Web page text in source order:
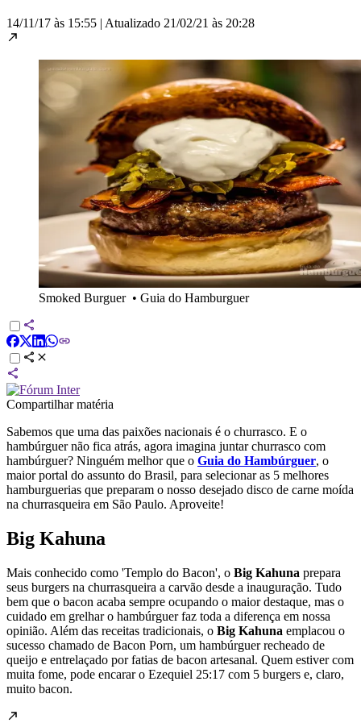
14/11/17 às 15:55 | Atualizado 21/02/21 às 20:28
Smoked Burguer• Guia do Hamburguer
Compartilhar matéria
Sabemos que uma das paixões nacionais é o churrasco. E o
hambúrguer não fica atrás, agora imagina juntar churrasco com
hambúrguer? Ninguém melhor que o Guia do Hambúrguer, o
maior portal do assunto do Brasil, para selecionar as 5 melhores
hamburguerias que preparam o nosso desejado disco de carne moída
na churrasqueira em São Paulo. Aproveite!
Big Kahuna
Mais conhecido como 'Templo do Bacon', o Big Kahuna prepara
seus burgers na churrasqueira a carvão desde a inauguração. Tudo
bem que o bacon acaba sempre ocupando o maior destaque, mas o
cuidado em grelhar o hambúrguer faz toda a diferença em nossa
opinião. Além das receitas tradicionais, o Big Kahuna emplacou o
sucesso chamado de Bacon Porn, um hambúrguer recheado de
queijo e entrelaçado por fatias de bacon artesanal. Quem estiver com
muita fome, pode encarar o Ezequiel 25:17 com 5 burgers e, claro,
muito bacon.